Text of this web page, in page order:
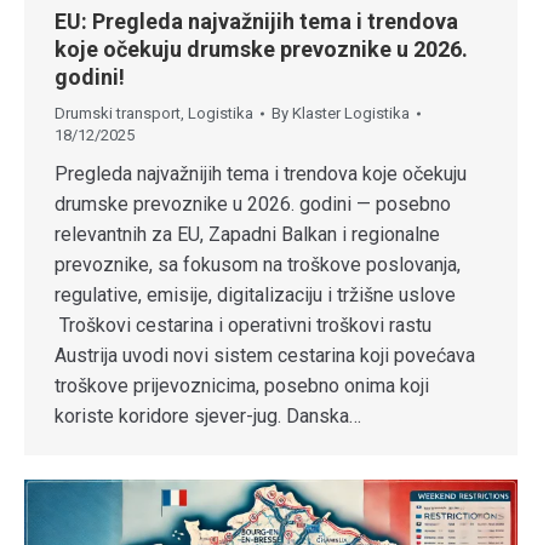
EU: Pregleda najvažnijih tema i trendova
koje očekuju drumske prevoznike u 2026.
godini!
Drumski transport, Logistika By Klaster Logistika
18/12/2025
Pregleda najvažnijih tema i trendova koje očekuju
drumske prevoznike u 2026. godini — posebno
relevantnih za EU, Zapadni Balkan i regionalne
prevoznike, sa fokusom na troškove poslovanja,
regulative, emisije, digitalizaciju i tržišne uslove
Troškovi cestarina i operativni troškovi rastu
Austrija uvodi novi sistem cestarina koji povećava
troškove prijevoznicima, posebno onima koji
koriste koridore sjever-jug. Danska…